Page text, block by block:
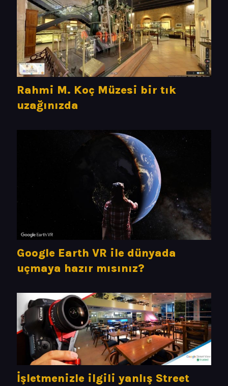
Rahmi M. Koç Müzesi bir tık
uzağınızda
Google Earth VR ile dünyada
uçmaya hazır mısınız?
İşletmenizle ilgili yanlış Street